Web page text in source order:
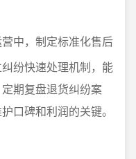
中，制定标准化售后
纷快速处理机制，能
期复盘退货纠纷案
口碑和利润的关键。